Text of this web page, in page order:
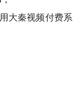
大秦视频付费系